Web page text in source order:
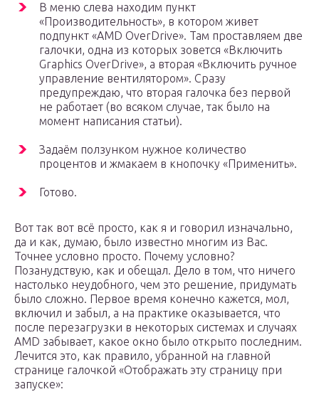
В меню слева находим пункт
«Производительность», в котором живет
подпункт «AMD OverDrive». Там проставляем две
галочки, одна из которых зовется «Включить
Graphics OverDrive», а вторая «Включить ручное
управление вентилятором». Сразу
предупреждаю, что вторая галочка без первой
не работает (во всяком случае, так было на
момент написания статьи).
Задаём ползунком нужное количество
процентов и жмакаем в кнопочку «Применить».
Готово.
Вот так вот всё просто, как я и говорил изначально,
да и как, думаю, было известно многим из Вас.
Точнее условно просто. Почему условно?
Позанудствую, как и обещал. Дело в том, что ничего
настолько неудобного, чем это решение, придумать
было сложно. Первое время конечно кажется, мол,
включил и забыл, а на практике оказывается, что
после перезагрузки в некоторых системах и случаях
AMD забывает, какое окно было открыто последним.
Лечится это, как правило, убранной на главной
странице галочкой «Отображать эту страницу при
запуске»: